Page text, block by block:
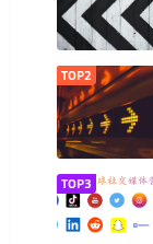
TOP2
TOP3